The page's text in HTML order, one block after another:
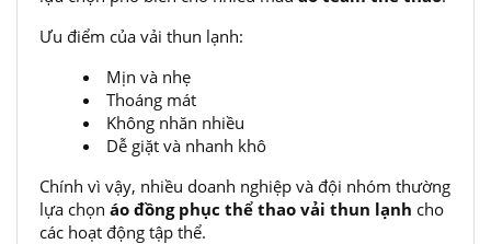
Ưu điểm của vải thun lạnh:
Mịn và nhẹ
Thoáng mát
Không nhăn nhiều
Dễ giặt và nhanh khô
Chính vì vậy, nhiều doanh nghiệp và đội nhóm thường
lựa chọn áo đồng phục thể thao vải thun lạnh cho
các hoạt động tập thể.